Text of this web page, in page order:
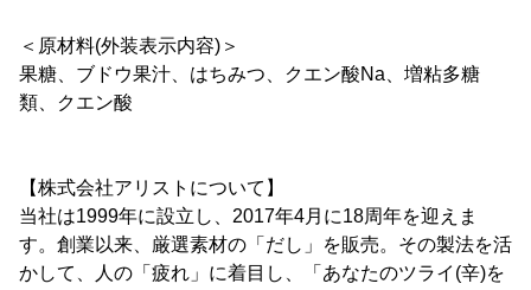
＜原材料(外装表示内容)＞
果糖、ブドウ果汁、はちみつ、クエン酸Na、増粘多糖
類、クエン酸
【株式会社アリストについて】
当社は1999年に設立し、2017年4月に18周年を迎えま
す。創業以来、厳選素材の「だし」を販売。その製法を活
かして、人の「疲れ」に着目し、「あなたのツライ(辛)を